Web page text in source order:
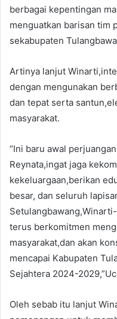
berbagai kepentingan
menguatkan barisan tim
sekabupaten
Artinya lanjut
dengan mengunakan
dan tepat serta
masyarakat.
“Ini baru awal
Reynata,ingat jaga
kekeluargaan,berikan
besar, dan seluruh
terus berkomitmen
masyarakat,dan akan
mencapai Kabupaten
Sejahtera 2024-
Oleh sebab itu lanjut